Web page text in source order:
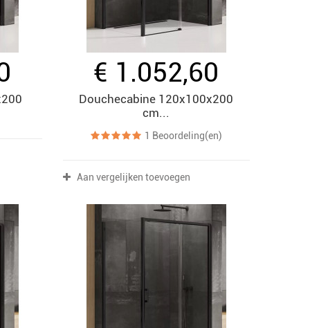
€ 1.052,60
Douchecabine 120x100x200
cm...
1 Beoordeling(en)
Aan vergelijken toevoegen